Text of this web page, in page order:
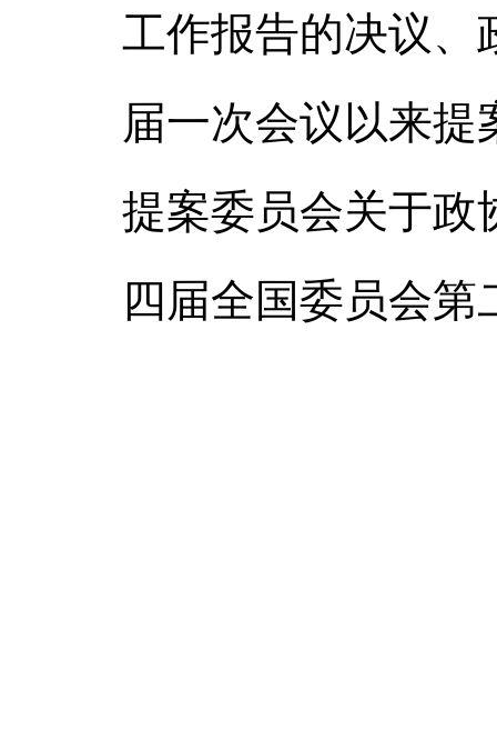
工作报告的决议、
届一次会议以来
提案委员会关于政
四届全国委员会